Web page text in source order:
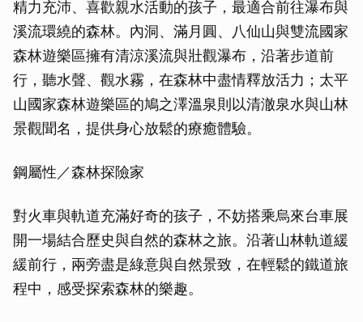
精力充沛、喜歡親水活動的孩子，最適合前往瀑布與
溪流環繞的森林。內洞、滿月圓、八仙山與雙流國家
森林遊樂區擁有清涼溪流與壯觀瀑布，沿著步道前
行，聽水聲、觀水霧，在森林中盡情釋放活力；太平
山國家森林遊樂區的鳩之澤溫泉則以清澈泉水與山林
景觀聞名，提供身心放鬆的療癒體驗。
鋼屬性／森林探險家
對火車與軌道充滿好奇的孩子，不妨搭乘烏來台車展
開一場結合歷史與自然的森林之旅。沿著山林軌道緩
緩前行，兩旁盡是綠意與自然景致，在輕鬆的鐵道旅
程中，感受探索森林的樂趣。